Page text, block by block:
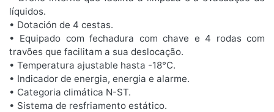
líquidos.
• Dotación de 4 cestas.
• Equipado com fechadura com chave e 4 rodas com
travões que facilitam a sua deslocação.
• Temperatura ajustable hasta -18°C.
• Indicador de energia, energia e alarme.
• Categoria climática N-ST.
• Sistema de resfriamento estático.